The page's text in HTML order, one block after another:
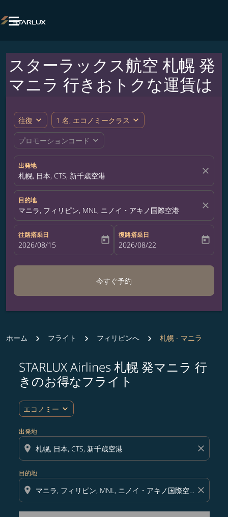

スターラックス航空 札幌 発
マニラ 行きおトクな運賃は
往復 expand_more 1 名, エコノミークラス expand_more
プロモーションコード expand_more
出発地
札幌, 日本, CTS, 新千歳空港 close
目的地
マニラ, フィリピン, MNL, ニノイ・アキノ国際空港 close
往路搭乗日
fc-booking-departure-date-aria-label
2026/08/15 today
復路搭乗日
fc-booking-return-date-aria-label
2026/08/22 today
今すぐ予約
ホーム フライト フィリピンへ 札幌 - マニラ
STARLUX Airlines 札幌 発マニラ 行
きのお得なフライト
エコノミー expand_more
出発地
location_on close
目的地
location_on close
ルート (出発地および/または目的地) を更新するか、以